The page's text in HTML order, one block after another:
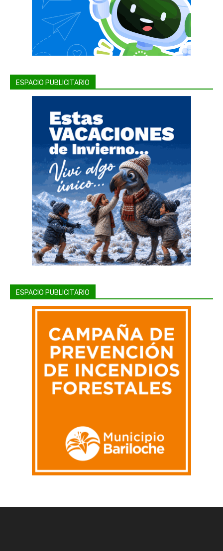
ESPACIO PUBLICITARIO
ESPACIO PUBLICITARIO